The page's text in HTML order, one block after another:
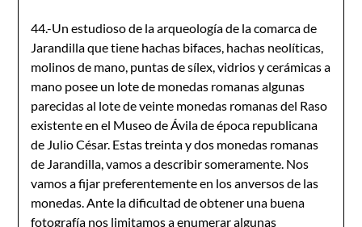
44.-Un estudioso de la arqueología de la comarca de
Jarandilla que tiene hachas bifaces, hachas neolíticas,
molinos de mano, puntas de sílex, vidrios y cerámicas a
mano posee un lote de monedas romanas algunas
parecidas al lote de veinte monedas romanas del Raso
existente en el Museo de Ávila de época republicana
de Julio César. Estas treinta y dos monedas romanas
de Jarandilla, vamos a describir someramente. Nos
vamos a fijar preferentemente en los anversos de las
monedas. Ante la dificultad de obtener una buena
fotografía nos limitamos a enumerar algunas